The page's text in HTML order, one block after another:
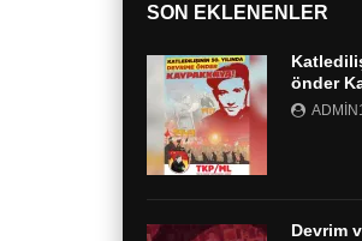
SON EKLENENLER
önder
ADMIN1
Devrim